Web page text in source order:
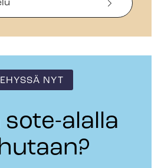
NYT
sote-alalla